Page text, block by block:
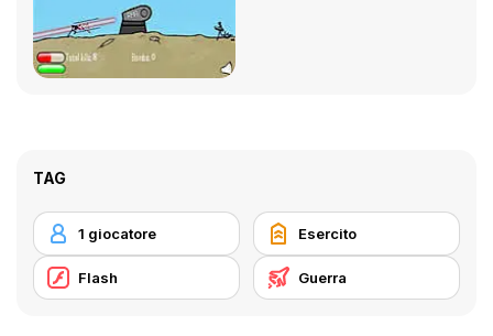
TAG
1 giocatore Esercito
Flash Guerra